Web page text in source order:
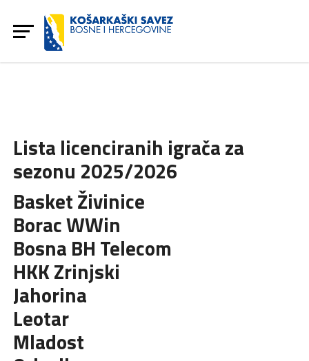
Lista licenciranih igrača za
sezonu 2025/2026
Basket Živinice
Borac WWin
Bosna BH Telecom
HKK Zrinjski
Jahorina
Leotar
Mladost